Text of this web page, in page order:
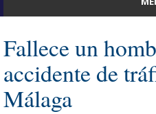
Fallece un
accidente de
Málaga